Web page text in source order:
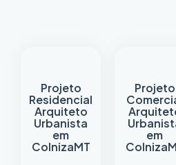
Projeto
Residencial
Arquiteto
Urbanista
em
ColnizaMT
Projeto
em
Colniza